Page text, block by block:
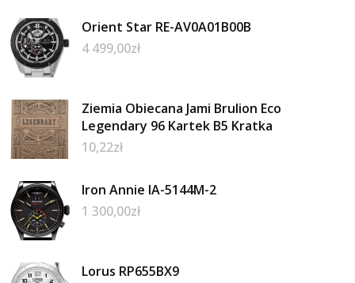
Orient Star RE-AV0A01B00B
4 499,00zł
Ziemia Obiecana Jami Brulion Eco
Legendary 96 Kartek B5 Kratka
10,22zł
Iron Annie IA-5144M-2
1 300,00zł
Lorus RP655BX9